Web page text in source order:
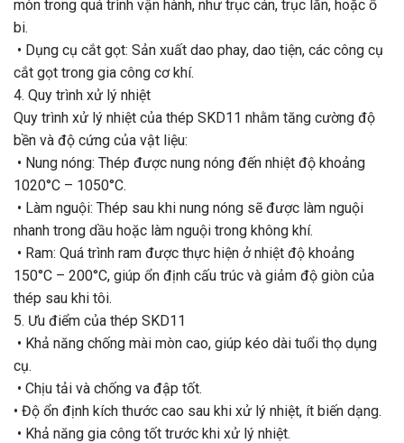
mòn trong quá trình vận hành, như trục cán, trục lăn, hoặc ổ
bi.
• Dụng cụ cắt gọt: Sản xuất dao phay, dao tiện, các công cụ
cắt gọt trong gia công cơ khí.
4. Quy trình xử lý nhiệt
Quy trình xử lý nhiệt của thép SKD11 nhằm tăng cường độ
bền và độ cứng của vật liệu:
• Nung nóng: Thép được nung nóng đến nhiệt độ khoảng
1020°C – 1050°C.
• Làm nguội: Thép sau khi nung nóng sẽ được làm nguội
nhanh trong dầu hoặc làm nguội trong không khí.
• Ram: Quá trình ram được thực hiện ở nhiệt độ khoảng
150°C – 200°C, giúp ổn định cấu trúc và giảm độ giòn của
thép sau khi tôi.
5. Ưu điểm của thép SKD11
• Khả năng chống mài mòn cao, giúp kéo dài tuổi thọ dụng
cụ.
• Chịu tải và chống va đập tốt.
• Độ ổn định kích thước cao sau khi xử lý nhiệt, ít biến dạng.
• Khả năng gia công tốt trước khi xử lý nhiệt.